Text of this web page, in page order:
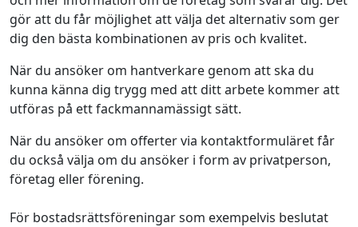
gör att du får möjlighet att välja det alternativ som ger
dig den bästa kombinationen av pris och kvalitet.
När du ansöker om hantverkare genom att ska du
kunna känna dig trygg med att ditt arbete kommer att
utföras på ett fackmannamässigt sätt.
När du ansöker om offerter via kontaktformuläret får
du också välja om du ansöker i form av privatperson,
företag eller förening.
För bostadsrättsföreningar som exempelvis beslutat